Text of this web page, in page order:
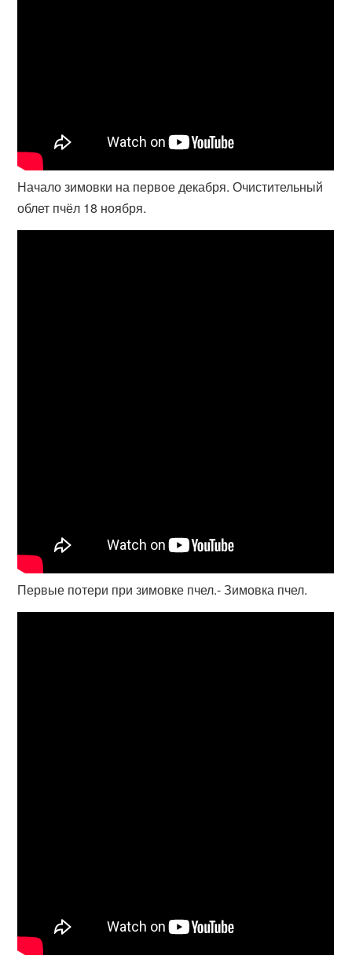
Начало зимовки на первое декабря. Очистительный
облет пчёл 18 ноября.
Первые потери при зимовке пчел.- Зимовка пчел.